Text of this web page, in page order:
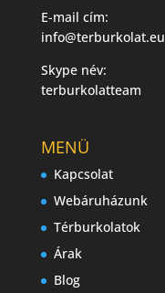
E-mail cím:
info@terburkolat.eu
Skype név:
terburkolatteam
MENÜ
Kapcsolat
Webáruházunk
Térburkolatok
Árak
Blog